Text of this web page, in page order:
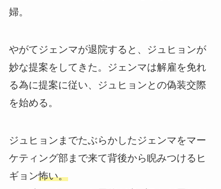
婦。
やがてジェンマが退院すると、ジュヒョンが
妙な提案をしてきた。ジェンマは解雇を免れ
る為に提案に従い、ジュヒョンとの偽装交際
を始める。
ジュヒョンまでたぶらかしたジェンマをマー
ケティング部まで来て背後から睨みつけるヒ
ギョン怖い。